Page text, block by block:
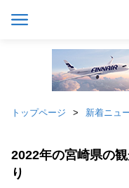
トップページ 新着ニュ
2022年の宮崎県の
り